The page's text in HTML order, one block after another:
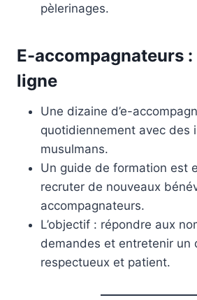
pèlerinages.
E-accompagnateurs
ligne
Une dizaine d’e-
quotidiennement avec des
musulmans.
Un guide de formation est
recruter de nouveaux
accompagnateurs.
L’objectif : répondre aux
demandes et entretenir un
respectueux et patient.